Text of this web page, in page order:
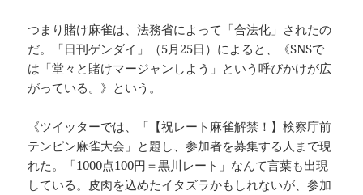
つまり賭け麻雀は、法務省によって「合法化」されたの
だ。「日刊ゲンダイ」（5月25日）によると、《SNSで
は「堂々と賭けマージャンしよう」という呼びかけが広
がっている。》という。
《ツイッターでは、「【祝レート麻雀解禁！】検察庁前
テンピン麻雀大会」と題し、参加者を募集する人まで現
れた。「1000点100円＝黒川レート」なんて言葉も出現
している。皮肉を込めたイタズラかもしれないが、参加